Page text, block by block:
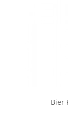
Bier